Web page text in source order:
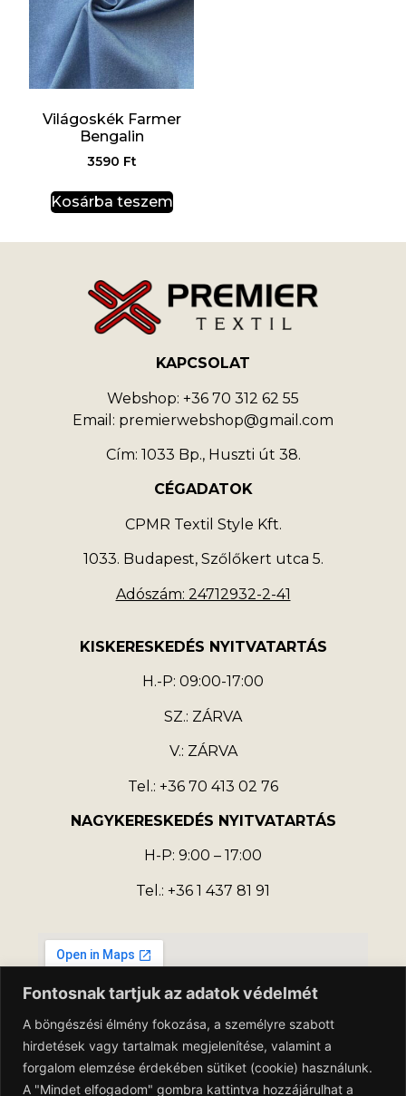
Fontosnak tartjuk az adatok védelmét
A böngészési élmény fokozása, a személyre szabott
hirdetések vagy tartalmak megjelenítése, valamint a
forgalom elemzése érdekében sütiket (cookie) használunk.
A "Mindet elfogadom" gombra kattintva hozzájárulhat a
Világoskék Farmer
Bengalin
3590 Ft
Kosárba teszem
KAPCSOLAT
Webshop: +36 70 312 62 55
Email: premierwebshop@gmail.com
Cím: 1033 Bp., Huszti út 38.
CÉGADATOK
CPMR Textil Style Kft.
1033. Budapest, Szőlőkert utca 5.
Adószám: 24712932-2-41
KISKERESKEDÉS NYITVATARTÁS
H.-P: 09:00-17:00
SZ.: ZÁRVA
V.: ZÁRVA
Tel.: +36 70 413 02 76
NAGYKERESKEDÉS NYITVATARTÁS
H-P: 9:00 – 17:00
Tel.: +36 1 437 81 91